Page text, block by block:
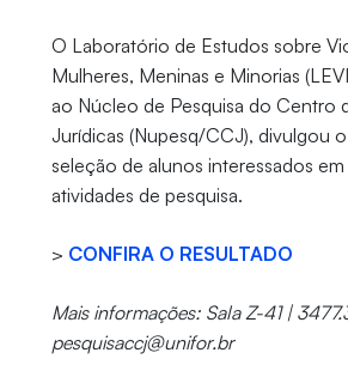
O Laboratório de Estudos sobre
Mulheres, Meninas e Minorias
ao Núcleo de Pesquisa do Centro
Jurídicas (Nupesq/CCJ), divulgou
seleção de alunos interessados
atividades de pesquisa.
> CONFIRA O RESULTADO
Mais informações: Sala Z-41 |
pesquisaccj@unifor.br